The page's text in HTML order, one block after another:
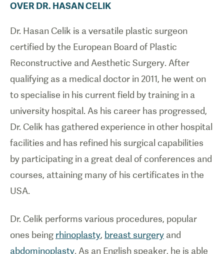
OVER DR. HASANCELIK
Dr. Hasan Celik is a versatile plastic surgeon
certified by the European Board of Plastic
Reconstructive and Aesthetic Surgery. After
qualifying as a medical doctor in 2011, he went on
to specialise in his current field by training in a
university hospital. As his career has progressed,
Dr. Celik has gathered experience in other hospital
facilities and has refined his surgical capabilities
by participating in a great deal of conferences and
courses, attaining many of his certificates in the
USA.
Dr. Celik performs various procedures, popular
ones being rhinoplasty, breast surgery and
abdominoplasty. As an English speaker, he is able